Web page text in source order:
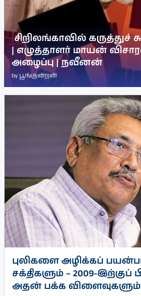
சிறிலங்காவில் கருத்துச்
| எழுத்தாளர் மாயன்
அழைப்பு | நவீனன்
by பூங்குன்றன்
புலிகளை அழிக்கப்
சக்திகளும் – 2009-
அதன் பக்க